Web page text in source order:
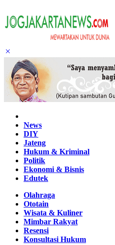
News
DIY
Jateng
Hukum & Kriminal
Politik
Ekonomi & Bisnis
Edutek
Olahraga
Ototain
Wisata & Kuliner
Mimbar Rakyat
Resensi
Konsultasi Hukum